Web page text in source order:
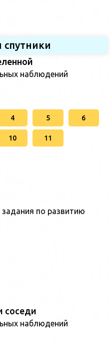
наблюдений
4 5 6
10 11
по развитию
соседи
наблюдений